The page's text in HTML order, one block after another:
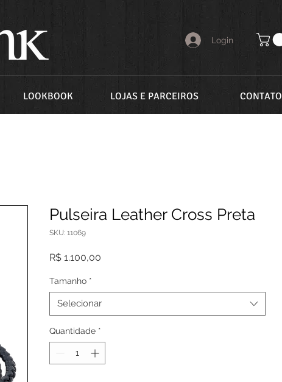
Login
LOOKBOOK LOJAS E PARCEIROS CONTATO
Pulseira Leather Cross Preta
SKU: 11069
R$ 1.100,00
Tamanho *
Selecionar
Quantidade *